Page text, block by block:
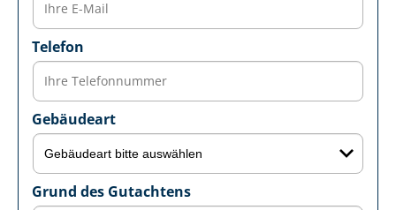
Telefon
Gebäudeart
Grund des Gutachtens